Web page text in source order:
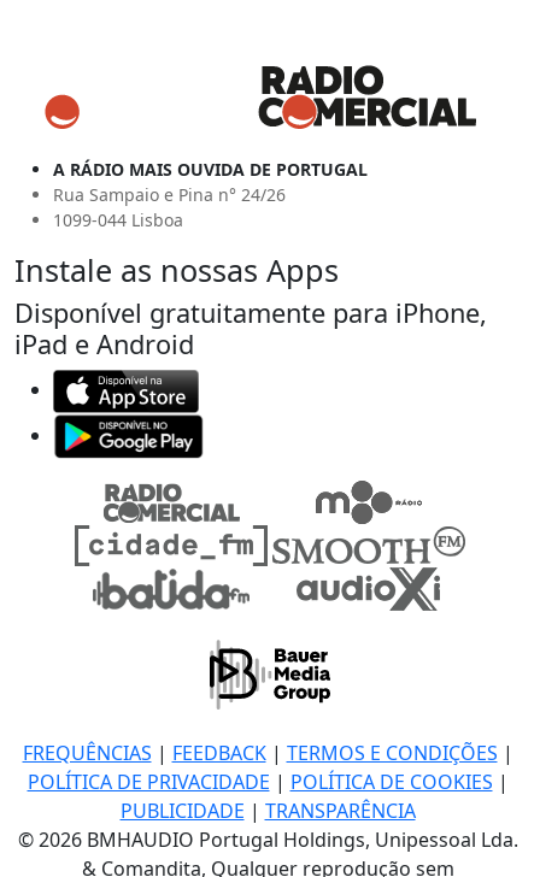
A RÁDIO MAIS OUVIDA DE PORTUGAL
Rua Sampaio e Pina n° 24/26
1099-044 Lisboa
Instale as nossas Apps
Disponível gratuitamente para iPhone,
iPad e Android
FREQUÊNCIAS | FEEDBACK| TERMOS E CONDIÇÕES |
POLÍTICA DE PRIVACIDADE | POLÍTICA DE COOKIES |
PUBLICIDADE | TRANSPARÊNCIA
© 2026 BMHAUDIO Portugal Holdings, Unipessoal Lda.
& Comandita, Qualquer reprodução sem